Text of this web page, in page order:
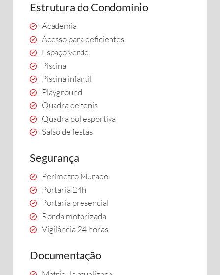
Estrutura do Condomínio
Academia
Acesso para deficientes
Espaço verde
Piscina
Piscina infantil
Playground
Quadra de tenis
Quadra poliesportiva
Salão de festas
Segurança
Perímetro Murado
Portaria 24h
Portaria presencial
Ronda motorizada
Vigilância 24 horas
Documentação